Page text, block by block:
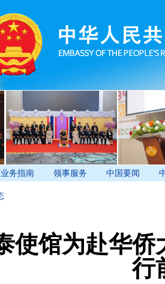
业务指南 领事服务 中国要闻
使馆为赴华
行